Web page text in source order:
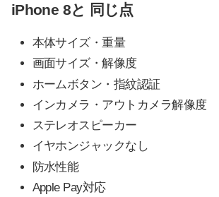
iPhone 8と 同じ点
本体サイズ・重量
画面サイズ・解像度
ホームボタン・指紋認証
インカメラ・アウトカメラ解像度
ステレオスピーカー
イヤホンジャックなし
防水性能
Apple Pay対応